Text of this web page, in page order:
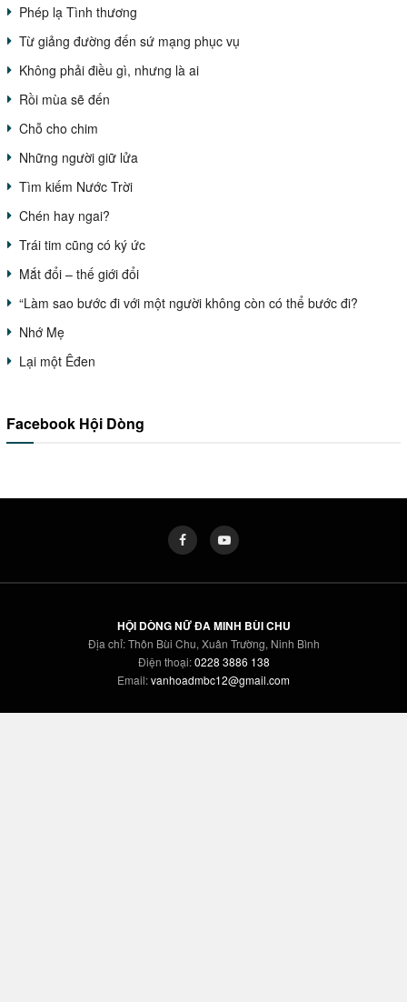
Phép lạ Tình thương
Từ giảng đường đến sứ mạng phục vụ
Không phải điều gì, nhưng là ai
Rồi mùa sẽ đến
Chỗ cho chim
Những người giữ lửa
Tìm kiếm Nước Trời
Chén hay ngai?
Trái tim cũng có ký ức
Mắt đổi – thế giới đổi
“Làm sao bước đi với một người không còn có thể bước đi?
Nhớ Mẹ
Lại một Êđen
Facebook Hội Dòng
HỘI DÒNG NỮ ĐA MINH BÙI CHU
Địa chỉ: Thôn Bùi Chu, Xuân Trường, Ninh Bình
Điện thoại:0228 3886 138
Email:vanhoadmbc12@gmail.com